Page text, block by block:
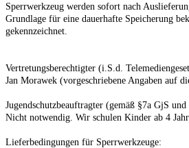
Sperrwerkzeug werden sofort nach
Grundlage für eine dauerhafte Speicherung
gekennzeichnet.
Vertretungsberechtigter (i.S.d.
Jan Morawek (vorgeschriebene Angaben auf
Jugendschutzbeauftragter (gemäß §7a GjS
Nicht notwendig. Wir schulen Kinder ab 4
Lieferbedingungen für Sperrwerkzeuge: